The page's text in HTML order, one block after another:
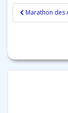
de
Marathon des